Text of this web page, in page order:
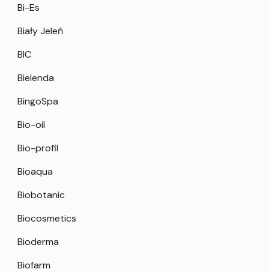
Bi-Es
Biały Jeleń
BIC
Bielenda
BingoSpa
Bio-oil
Bio-profil
Bioaqua
Biobotanic
Biocosmetics
Bioderma
Biofarm